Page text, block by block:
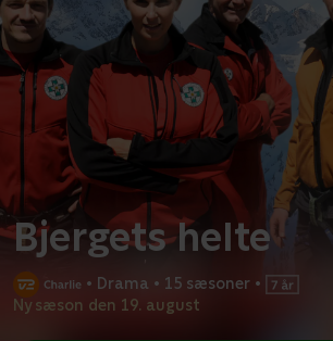
Bjergets helte
• Drama • 15 sæsoner •
Ny sæson den 19. august